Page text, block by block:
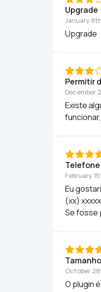
Upgrade
January
Upgrade
Permitir
December
Existe
February
Eu
(xx)
Se fosse
October
O plugin